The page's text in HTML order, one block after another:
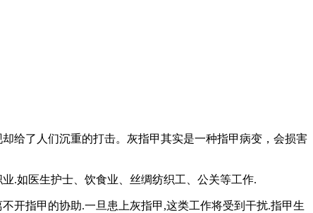
了人们沉重的打击。灰指甲其实是一种指甲病变，会损害
.如医生护士、饮食业、丝绸纺织工、公关等工作.
指甲的协助.一旦患上灰指甲,这类工作将受到干扰.指甲生